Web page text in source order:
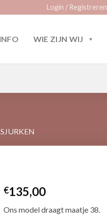
Login / Registreren
INFO WIE ZIJN WIJ
€135,00
Ons model draagt maatje 38.